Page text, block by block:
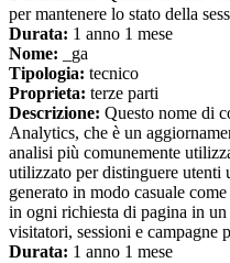
per mantenere lo stato della
Durata: 1 anno 1 mese
Nome: _ga
Tipologia: tecnico
Proprieta: terze parti
Descrizione: Questo nome di
Analytics, che è un
analisi più comunemente
utilizzato per distinguere utenti
generato in modo casuale
in ogni richiesta di pagina in
visitatori, sessioni e campagne
Durata: 1 anno 1 mese